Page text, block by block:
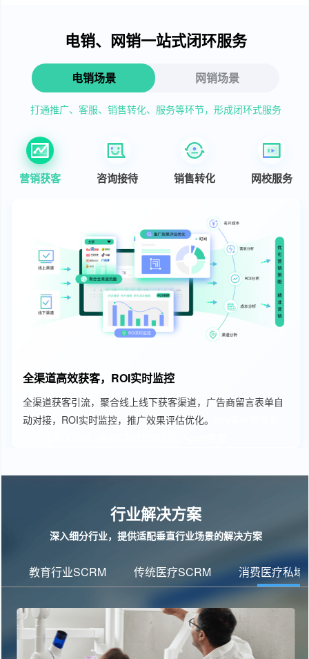
电销、网销一站式闭环服务
电销场景 网销场景
打通推广、客服、销售转化、服务等环节，形成闭环式服务
营销获客 咨询接待 销售转化 网校服务
全渠道高效获客，ROI实时监控
全渠道获客引流，聚合线上线下获客渠道，广告商留言表单自
动对接，ROI实时监控，推广效果评估优化。
行业解决方案
深入细分行业，提供适配垂直行业场景的解决方案
教育行业SCRM 传统医疗SCRM 消费医疗私域